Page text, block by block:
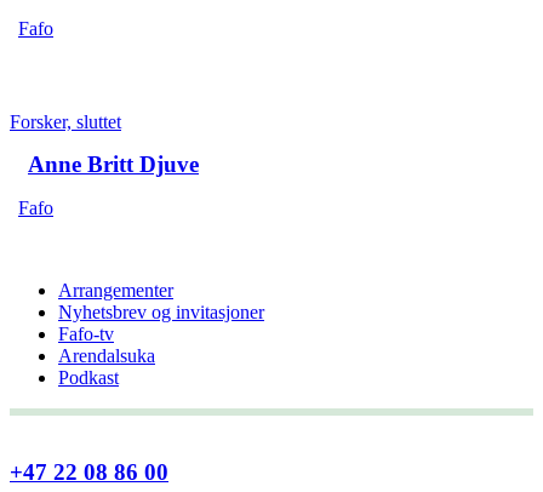
Fafo
Forsker, sluttet
Anne Britt Djuve
Fafo
Arrangementer
Nyhetsbrev og invitasjoner
Fafo-tv
Arendalsuka
Podkast
+47 22 08 86 00